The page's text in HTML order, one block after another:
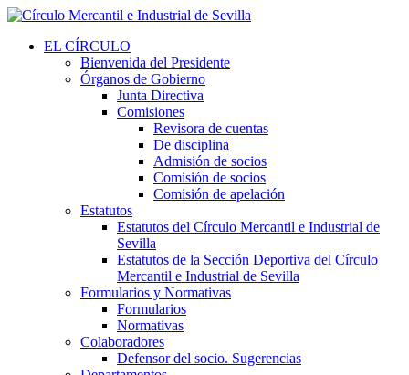
EL CÍRCULO
Bienvenida del Presidente
Órganos de Gobierno
Junta Directiva
Comisiones
Revisora de cuentas
De disciplina
Admisión de socios
Comisión de socios
Comisión de apelación
Estatutos
Estatutos del Círculo Mercantil e Industrial de
Sevilla
Estatutos de la Sección Deportiva del Círculo
Mercantil e Industrial de Sevilla
Formularios y Normativas
Formularios
Normativas
Colaboradores
Defensor del socio. Sugerencias